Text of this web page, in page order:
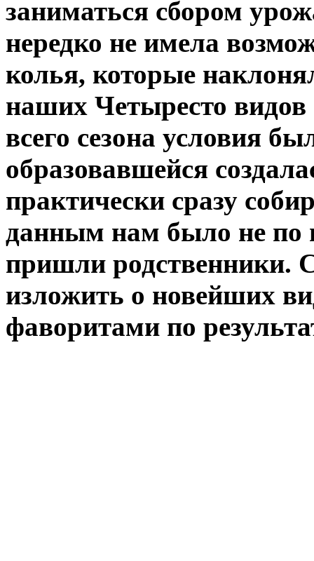
заниматься сбором
нередко не имела
колья, которые
наших Четыресто
всего сезона условия
образовавшейся
практически сразу
данным нам было не по
пришли родственники.
изложить о новейших
фаворитами по